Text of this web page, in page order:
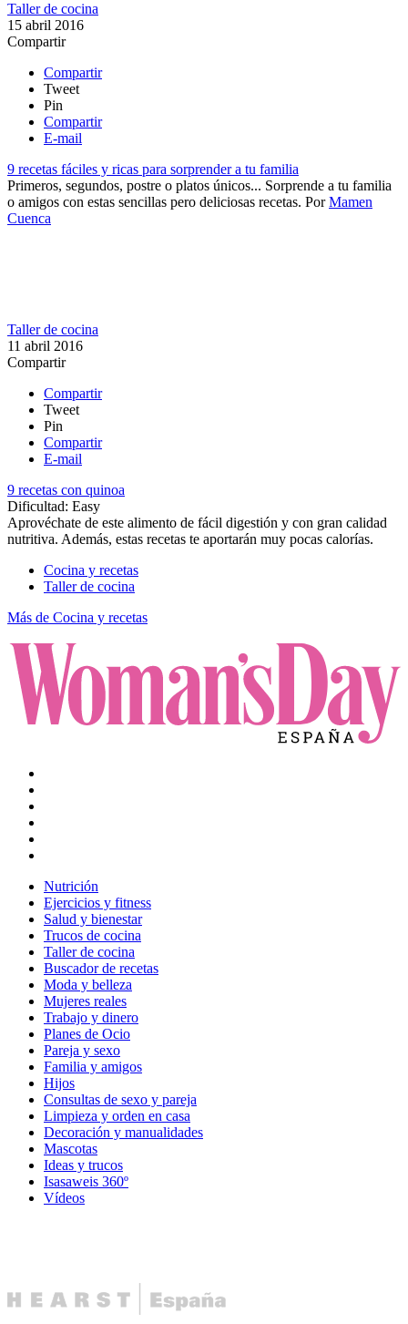
Taller de cocina
15 abril 2016
Compartir
Compartir
Tweet
Pin
Compartir
E-mail
9 recetas fáciles y ricas para sorprender a tu familia
Primeros, segundos, postre o platos únicos... Sorprende a tu familia
o amigos con estas sencillas pero deliciosas recetas. PorMamen
Cuenca
Taller de cocina
11 abril 2016
Compartir
Compartir
Tweet
Pin
Compartir
E-mail
9 recetas con quinoa
Dificultad: Easy
Aprovéchate de este alimento de fácil digestión y con gran calidad
nutritiva. Además, estas recetas te aportarán muy pocas calorías.
Cocina y recetas
Taller de cocina
Más de Cocina y recetas
Nutrición
Ejercicios y fitness
Salud y bienestar
Trucos de cocina
Taller de cocina
Buscador de recetas
Moda y belleza
Mujeres reales
Trabajo y dinero
Planes de Ocio
Pareja y sexo
Familia y amigos
Hijos
Consultas de sexo y pareja
Limpieza y orden en casa
Decoración y manualidades
Mascotas
Ideas y trucos
Isasaweis 360º
Vídeos